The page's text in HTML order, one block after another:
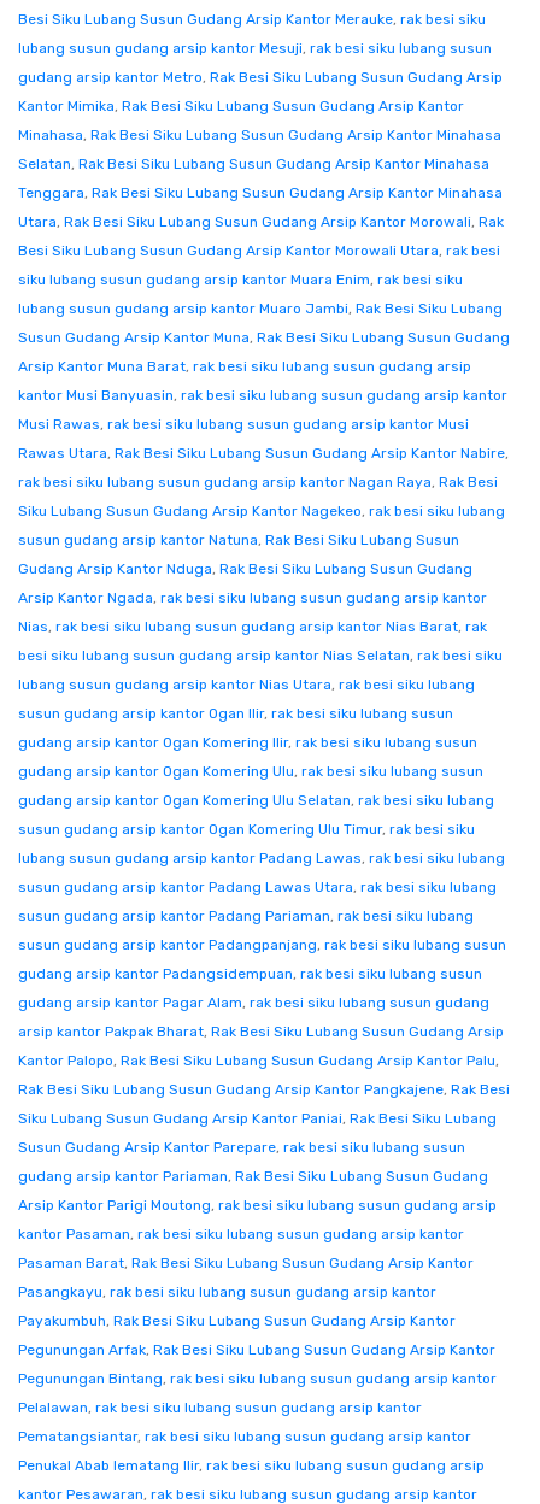
Besi Siku Lubang Susun Gudang Arsip Kantor Merauke, rak besi siku
lubang susun gudang arsip kantor Mesuji, rak besi siku lubang susun
gudang arsip kantor Metro, Rak Besi Siku Lubang Susun Gudang Arsip
Kantor Mimika, Rak Besi Siku Lubang Susun Gudang Arsip Kantor
Minahasa, Rak Besi Siku Lubang Susun Gudang Arsip Kantor Minahasa
Selatan, Rak Besi Siku Lubang Susun Gudang Arsip Kantor Minahasa
Tenggara, Rak Besi Siku Lubang Susun Gudang Arsip Kantor Minahasa
Utara, Rak Besi Siku Lubang Susun Gudang Arsip Kantor Morowali, Rak
Besi Siku Lubang Susun Gudang Arsip Kantor Morowali Utara, rak besi
siku lubang susun gudang arsip kantor Muara Enim, rak besi siku
lubang susun gudang arsip kantor Muaro Jambi, Rak Besi Siku Lubang
Susun Gudang Arsip Kantor Muna, Rak Besi Siku Lubang Susun Gudang
Arsip Kantor Muna Barat, rak besi siku lubang susun gudang arsip
kantor Musi Banyuasin, rak besi siku lubang susun gudang arsip kantor
Musi Rawas, rak besi siku lubang susun gudang arsip kantor Musi
Rawas Utara, Rak Besi Siku Lubang Susun Gudang Arsip Kantor Nabire,
rak besi siku lubang susun gudang arsip kantor Nagan Raya, Rak Besi
Siku Lubang Susun Gudang Arsip Kantor Nagekeo, rak besi siku lubang
susun gudang arsip kantor Natuna, Rak Besi Siku Lubang Susun
Gudang Arsip Kantor Nduga, Rak Besi Siku Lubang Susun Gudang
Arsip Kantor Ngada, rak besi siku lubang susun gudang arsip kantor
Nias, rak besi siku lubang susun gudang arsip kantor Nias Barat, rak
besi siku lubang susun gudang arsip kantor Nias Selatan, rak besi siku
lubang susun gudang arsip kantor Nias Utara, rak besi siku lubang
susun gudang arsip kantor Ogan Ilir, rak besi siku lubang susun
gudang arsip kantor Ogan Komering Ilir, rak besi siku lubang susun
gudang arsip kantor Ogan Komering Ulu, rak besi siku lubang susun
gudang arsip kantor Ogan Komering Ulu Selatan, rak besi siku lubang
susun gudang arsip kantor Ogan Komering Ulu Timur, rak besi siku
lubang susun gudang arsip kantor Padang Lawas, rak besi siku lubang
susun gudang arsip kantor Padang Lawas Utara, rak besi siku lubang
susun gudang arsip kantor Padang Pariaman, rak besi siku lubang
susun gudang arsip kantor Padangpanjang, rak besi siku lubang susun
gudang arsip kantor Padangsidempuan, rak besi siku lubang susun
gudang arsip kantor Pagar Alam, rak besi siku lubang susun gudang
arsip kantor Pakpak Bharat, Rak Besi Siku Lubang Susun Gudang Arsip
Kantor Palopo, Rak Besi Siku Lubang Susun Gudang Arsip Kantor Palu,
Rak Besi Siku Lubang Susun Gudang Arsip Kantor Pangkajene, Rak Besi
Siku Lubang Susun Gudang Arsip Kantor Paniai, Rak Besi Siku Lubang
Susun Gudang Arsip Kantor Parepare, rak besi siku lubang susun
gudang arsip kantor Pariaman, Rak Besi Siku Lubang Susun Gudang
Arsip Kantor Parigi Moutong, rak besi siku lubang susun gudang arsip
kantor Pasaman, rak besi siku lubang susun gudang arsip kantor
Pasaman Barat, Rak Besi Siku Lubang Susun Gudang Arsip Kantor
Pasangkayu, rak besi siku lubang susun gudang arsip kantor
Payakumbuh, Rak Besi Siku Lubang Susun Gudang Arsip Kantor
Pegunungan Arfak, Rak Besi Siku Lubang Susun Gudang Arsip Kantor
Pegunungan Bintang, rak besi siku lubang susun gudang arsip kantor
Pelalawan, rak besi siku lubang susun gudang arsip kantor
Pematangsiantar, rak besi siku lubang susun gudang arsip kantor
Penukal Abab lematang Ilir, rak besi siku lubang susun gudang arsip
kantor Pesawaran, rak besi siku lubang susun gudang arsip kantor